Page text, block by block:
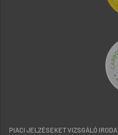
PIACI JELZÉSEKET VIZSGÁLÓ IRODA